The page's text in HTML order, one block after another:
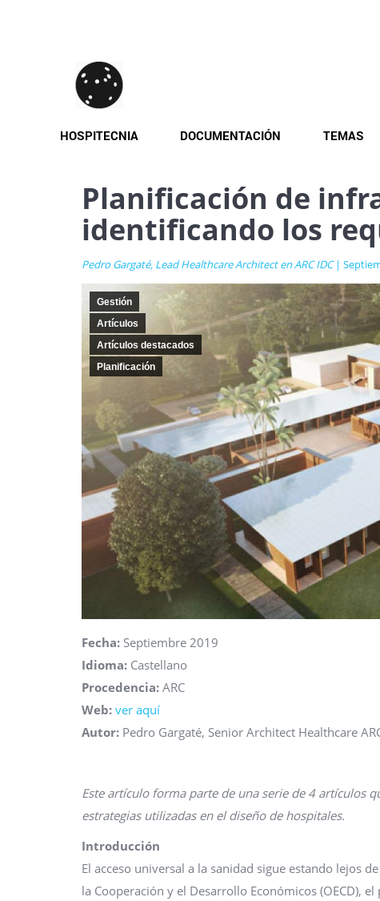
HOSPITECNIA DOCUMENTACIÓN TEMAS
Planificación de
identificando los
Pedro Gargaté, Lead Healthcare Architect en ARC IDC |
Gestión
Artículos
Artículos destacados
Planificación
Fecha: Septiembre 2019
Idioma: Castellano
Procedencia: ARC
Web: ver aquí
Autor: Pedro Gargaté, Senior Architect Healthcare
Este artículo forma parte de una serie de 4 artículos
estrategias utilizadas en el diseño de hospitales.
Introducción
El acceso universal a la sanidad sigue estando lejos
la Cooperación y el Desarrollo Económicos (OECD),